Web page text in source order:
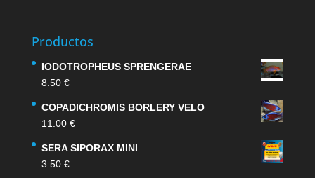
Productos
IODOTROPHEUS SPRENGERAE
8.50 €
COPADICHROMIS BORLERY VELO
11.00 €
SERA SIPORAX MINI
3.50 €